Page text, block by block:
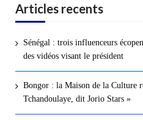
Articles recents
Sénégal : trois influenceurs
des vidéos visant le président
Bongor : la Maison de la Culture
Tchandoulaye, dit Jorio Stars »